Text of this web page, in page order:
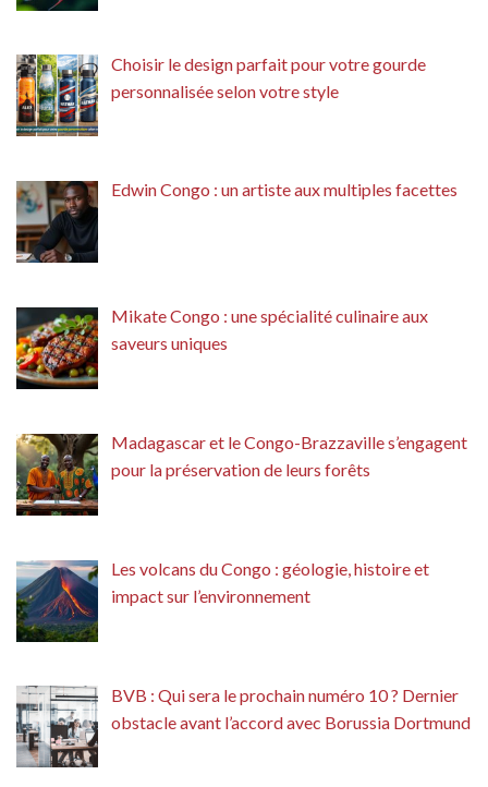
Choisir le design parfait pour votre gourde
personnalisée selon votre style
Edwin Congo : un artiste aux multiples facettes
Mikate Congo : une spécialité culinaire aux
saveurs uniques
Madagascar et le Congo-Brazzaville s’engagent
pour la préservation de leurs forêts
Les volcans du Congo : géologie, histoire et
impact sur l’environnement
BVB : Qui sera le prochain numéro 10 ? Dernier
obstacle avant l’accord avec Borussia Dortmund